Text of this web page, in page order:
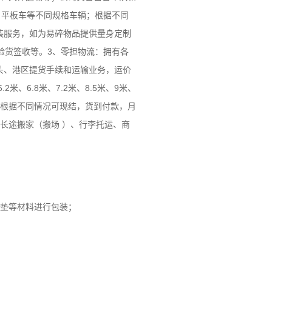
板车等不同规格车辆；根据不同
务，如为易碎物品提供量身定制
签收等。3、零担物流：拥有各
港区提货手续和运输业务，运价
米、6.8米、7.2米、8.5米、9米、
据不同情况可现结，货到付款，月
途搬家（搬场 ）、行李托运、商
材料进行包装；